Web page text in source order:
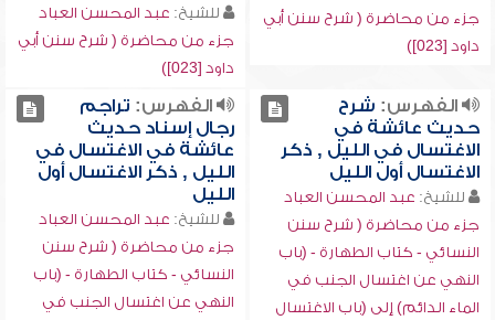
جزء من محاضرة ( شرح سنن أبي
داود [023])
للشيخ: عبد المحسن العباد
جزء من محاضرة ( شرح سنن أبي
داود [023])
الفهرس: شرح
حديث عائشة في
الاغتسال في الليل , ذكر
الاغتسال أول الليل
للشيخ: عبد المحسن العباد
جزء من محاضرة ( شرح سنن
النسائي - كتاب الطهارة - (باب
النهي عن اغتسال الجنب في
الماء الدائم) إلى (باب الاغتسال
الفهرس: تراجم
رجال إسناد حديث
عائشة في الاغتسال في
الليل , ذكر الاغتسال أول
الليل
للشيخ: عبد المحسن العباد
جزء من محاضرة ( شرح سنن
النسائي - كتاب الطهارة - (باب
النهي عن اغتسال الجنب في